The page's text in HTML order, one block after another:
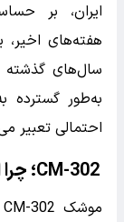
ایران، بر
هفته‌های اخیر،
سال‌های گذشته
به‌طور گسترده
احتمالی تعبیر
CM-302؛ چرا این موشک مهم است؟